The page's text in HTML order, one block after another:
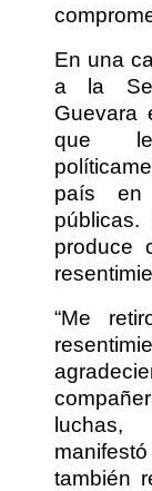
En una
a la
Guevara
que le
país en
produce
“Me
luchas,
también